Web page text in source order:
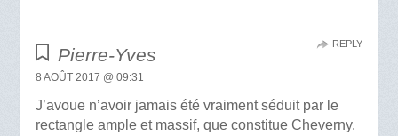
Pierre-Yves
8 AOÛT 2017 @ 09:31
J’avoue n’avoir jamais été vraiment séduit par le
rectangle ample et massif, que constitue Cheverny.
REPLY